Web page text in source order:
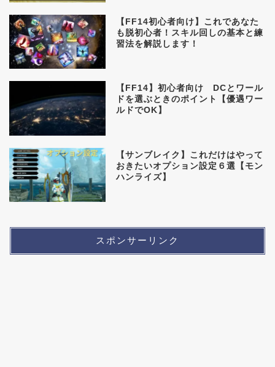
【FF14初心者向け】これであなた
も脱初心者！スキル回しの基本と練
習法を解説します！
【FF14】初心者向け DCとワール
ドを選ぶときのポイント【優遇ワー
ルドでOK】
【サンブレイク】これだけはやって
おきたいオプション設定６選【モン
ハンライズ】
スポンサーリンク